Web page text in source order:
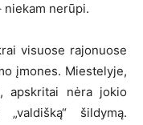
niekam nerūpi.
visuose rajonuose
įmones. Miestelyje,
apskritai nėra jokio
šildymą.